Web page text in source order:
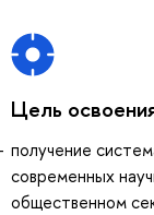
Цель
получение
современных
общественном